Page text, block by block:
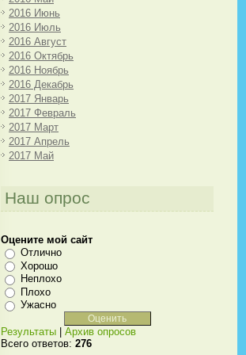
2016 Июнь
2016 Июль
2016 Август
2016 Октябрь
2016 Ноябрь
2016 Декабрь
2017 Январь
2017 Февраль
2017 Март
2017 Апрель
2017 Май
Наш опрос
Оцените мой сайт
Отлично
Хорошо
Неплохо
Плохо
Ужасно
Результаты
Архив опросов
Всего ответов: 276